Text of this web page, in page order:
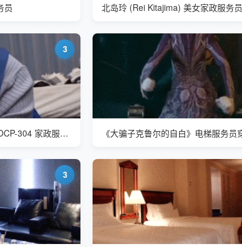
员 北岛玲 (Rei Kitajima) 美女家政服务员
3
河奈亚依(川合ちほ Ai Kawana) DOCP-304 家政服务员
3